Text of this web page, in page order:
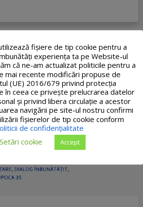
URBANE DIN ORAŞUL
CORIDORULUI DE
NORD-VEST
fişiere de tip cookie pentru a
experiența ta pe Website-ul
că ne-am actualizat politicile pentru a
mai recente modificări propuse de
(UE) 2016/679 privind protecția
în ceea ce privește prelucrarea datelor
și privind libera circulație a acestor
navigării pe site-ul nostru confirmi
fişierelor de tip cookie conform
de confidențialitate
Setări cookie
Accept